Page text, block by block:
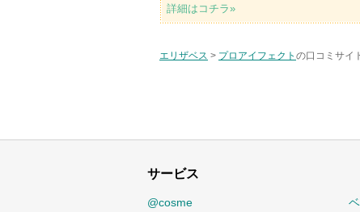
詳細はコチラ»
エリザベス > プロアイフェクト の口コミサイ
サービス
@cosme